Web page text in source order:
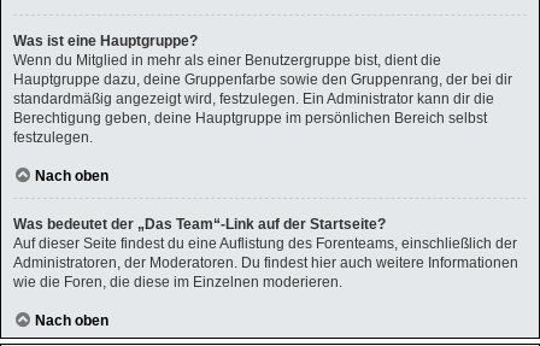
Was ist eine Hauptgruppe?
Wenn du Mitglied in mehr als einer Benutzergruppe bist, dient die
Hauptgruppe dazu, deine Gruppenfarbe sowie den Gruppenrang, der bei dir
standardmäßig angezeigt wird, festzulegen. Ein Administrator kann dir die
Berechtigung geben, deine Hauptgruppe im persönlichen Bereich selbst
festzulegen.
Nach oben
Was bedeutet der „Das Team“-Link auf der Startseite?
Auf dieser Seite findest du eine Auflistung des Forenteams, einschließlich der
Administratoren, der Moderatoren. Du findest hier auch weitere Informationen
wie die Foren, die diese im Einzelnen moderieren.
Nach oben